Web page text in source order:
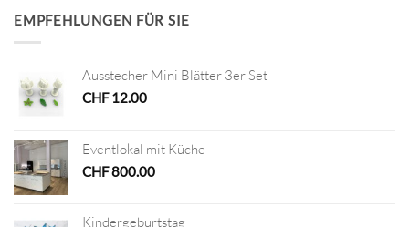
EMPFEHLUNGEN FÜR SIE
Ausstecher Mini Blätter 3er Set
CHF12.00
Eventlokal mit Küche
CHF800.00
Kindergeburtstag